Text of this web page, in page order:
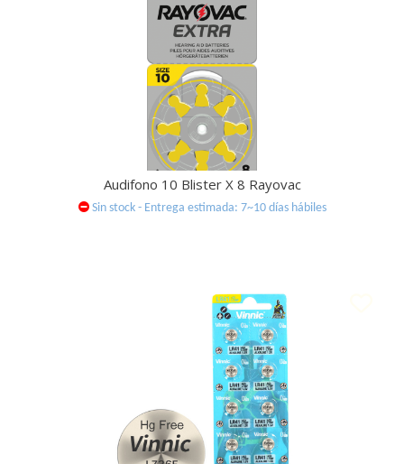
Audifono 10 Blister X 8 Rayovac
Sin stock - Entrega estimada: 7~10 días hábiles